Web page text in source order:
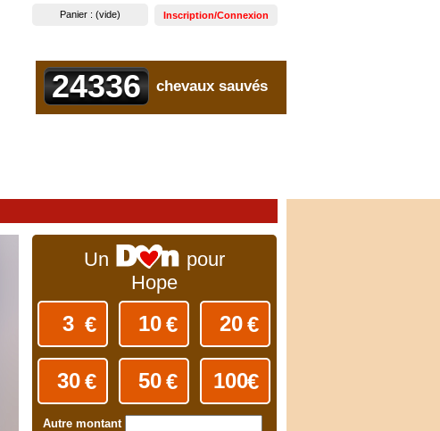
chevaux sauvés
24336
Inscription/Connexion
Panier : (vide)
Un
pour
Hope
€ € €
€ € €
Autre montant